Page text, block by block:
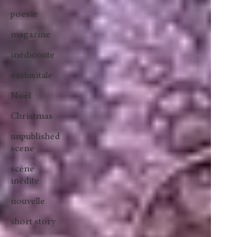
poesie
magazine
inédiconte
exclusitale
Noël
Christmas
unpublished
scene
scène
inédite
nouvelle
short story